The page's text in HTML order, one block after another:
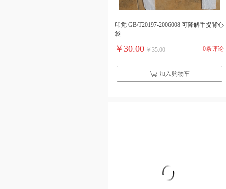
印觉 GB/T20197-2006008 可降解手提背心
袋
￥30.00 ￥35.00 0条评论
加入购物车